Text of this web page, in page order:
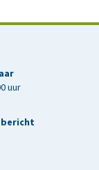
uur
bericht